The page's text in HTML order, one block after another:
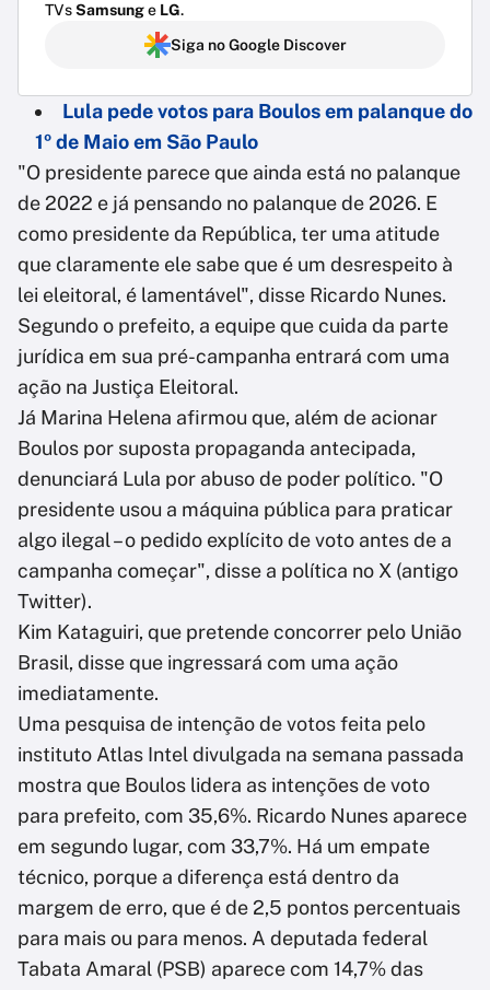
TVsSamsunge LG.
Siga no Google Discover
Lula pede votos para Boulos em palanque do
1º de Maio em São Paulo
"O presidente parece que ainda está no palanque
de 2022 e já pensando no palanque de 2026. E
como presidente da República, ter uma atitude
que claramente ele sabe que é um desrespeito à
lei eleitoral, é lamentável", disse Ricardo Nunes.
Segundo o prefeito, a equipe que cuida da parte
jurídica em sua pré-campanha entrará com uma
ação na Justiça Eleitoral.
Já Marina Helena afirmou que, além de acionar
Boulos por suposta propaganda antecipada,
denunciará Lula por abuso de poder político. "O
presidente usou a máquina pública para praticar
algo ilegal – o pedido explícito de voto antes de a
campanha começar", disse a política no X (antigo
Twitter).
Kim Kataguiri, que pretende concorrer pelo União
Brasil, disse que ingressará com uma ação
imediatamente.
Uma pesquisa de intenção de votos feita pelo
instituto Atlas Intel divulgada na semana passada
mostra que Boulos lidera as intenções de voto
para prefeito, com 35,6%. Ricardo Nunes aparece
em segundo lugar, com 33,7%. Há um empate
técnico, porque a diferença está dentro da
margem de erro, que é de 2,5 pontos percentuais
para mais ou para menos. A deputada federal
Tabata Amaral (PSB) aparece com 14,7% das